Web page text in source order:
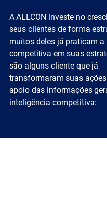
A ALLCON investe no
seus clientes de forma
muitos deles já praticam a
competitiva em suas
são alguns cliente que já
transformaram suas
apoio das informações
inteligência competitiva: